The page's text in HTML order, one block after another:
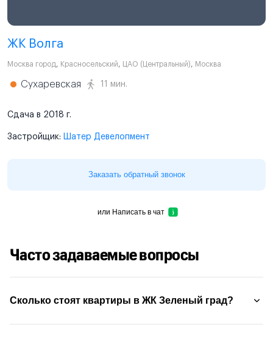
ЖК Волга
Москва город, Красносельский, ЦАО (Центральный), Москва
Сухаревская 11 мин.
Сдача в 2018 г.
Застройщик: Шатер Девелопмент
Заказать обратный звонок
или Написать в чат
Часто задаваемые вопросы
Сколько стоят квартиры в ЖК Зеленый град?